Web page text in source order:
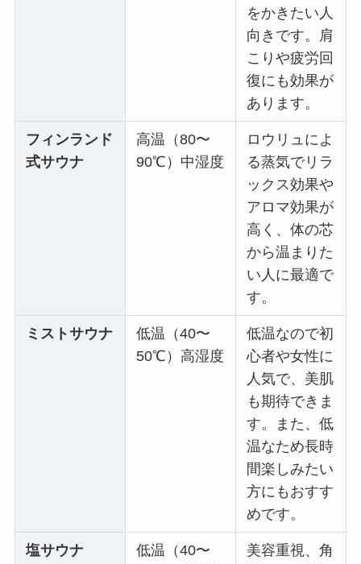
をかきたい人
向きです。肩
こりや疲労回
復にも効果が
あります。
フィンランド
式サウナ
高温（80〜
90℃）中湿度
ロウリュによ
る蒸気でリラ
ックス効果や
アロマ効果が
高く、体の芯
から温まりた
い人に最適で
す。
ミストサウナ
低温（40〜
50℃）高湿度
低温なので初
心者や女性に
人気で、美肌
も期待できま
す。また、低
温なため長時
間楽しみたい
方にもおすす
めです。
塩サウナ
低温（40〜
美容重視、角